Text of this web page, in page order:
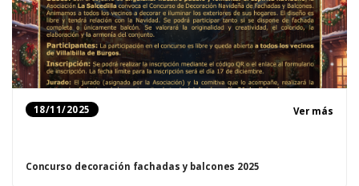
18/11/2025 Ver más
Concurso decoración fachadas y balcones 2025